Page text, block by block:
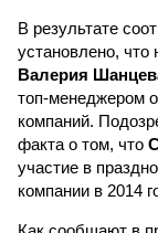
В результате
установлено,
Валерия
топ-менеджером
компаний.
факта о том, что
участие в
компании в 2014